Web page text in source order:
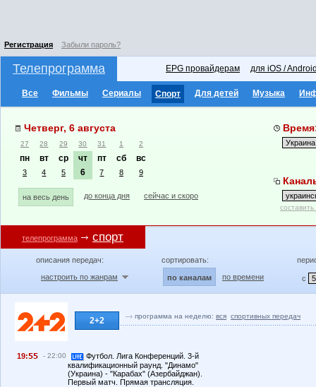
Регистрация Забыли пароль?
Телепрограмма EPG провайдерам для iOS /
Все Фильмы Сериалы Спорт Для детей Музыка
Четверг, 6 августа
27 28 29 30 31 1 2
пн вт ср чт пт сб вс
3 4 5 6 7 8 9
на весь день до конца дня сейчас и скоро
телепрограмма спорт
описания передач:
настроить по жанрам
сортировать:
по каналам по времени с
2+2 программа на неделю: вся спортивных передач
19: - 22:00
Футбол. Лига Конференций. 3-й
квалификационный раунд. "Динамо"
(Украина) - "Карабах" (Азербайджан).
Первый матч. Прямая трансляция.